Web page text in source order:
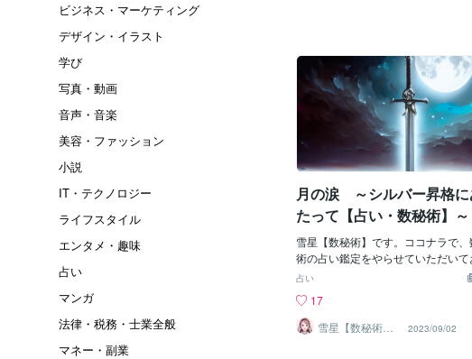
ビジネス・マーケティング
デザイン・イラスト
学び
写真・動画
音声・音楽
美容・ファッション
小説
IT・テクノロジー
ライフスタイル
エンタメ・趣味
占い
マンガ
法律・税務・士業全般
マネー・副業
月の涙 ～シルバー昇格
たって【占い・数秘術】～
雪星【数秘術】です。ココナラで
術の占い鑑定をやらせていただいて
ます。この度、皆様のおかげでシ
りがとうございます。皆様は、「月の
涙」という言葉をご存じですか？古
ンカ帝国では、シルバー（銀）を「
占い
17
雪星【数秘術／
四柱推命／オラ
2023/09/02